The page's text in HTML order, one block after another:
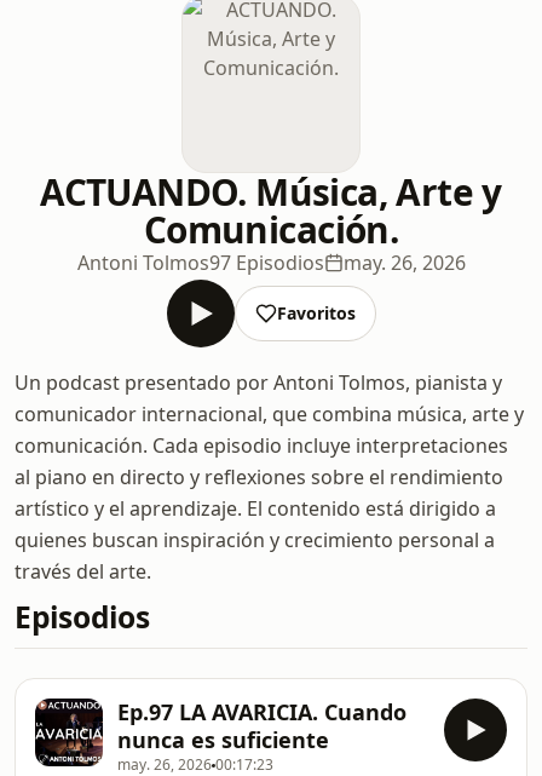
ACTUANDO. Música, Arte y
Comunicación.
Antoni Tolmos97 Episodios may. 26, 2026
Favoritos
Un podcast presentado por Antoni Tolmos, pianista y
comunicador internacional, que combina música, arte y
comunicación. Cada episodio incluye interpretaciones
al piano en directo y reflexiones sobre el rendimiento
artístico y el aprendizaje. El contenido está dirigido a
quienes buscan inspiración y crecimiento personal a
través del arte.
Episodios
Ep.97 LA AVARICIA. Cuando
nunca es suficiente
may. 26, 202600:17:23